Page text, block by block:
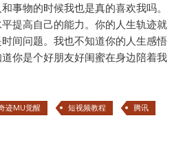
事物的时候我也是真的喜欢我吗。
提高自己的能力。你的人生轨迹就
间问题。我也不知道你的人生感悟
你是个好朋友好闺蜜在身边陪着我
迹MU觉醒 短视频教程
腾讯